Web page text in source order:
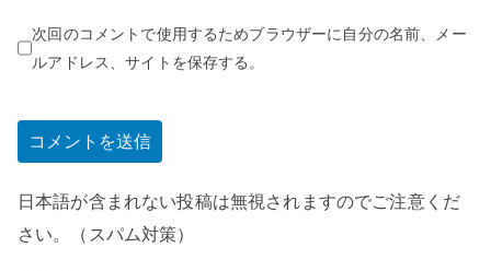
次回のコメントで使用するためブラウザーに自分の名前、メー
ルアドレス、サイトを保存する。
日本語が含まれない投稿は無視されますのでご注意くだ
さい。（スパム対策）